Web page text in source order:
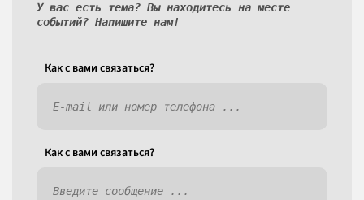
У вас есть тема? Вы находитесь на месте
событий? Напишите нам!
Как c вами связаться?
Как c вами связаться?